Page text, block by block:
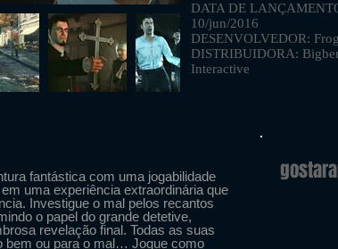
DATA DE
10/jun/2016
DESENVOLVEDOR:
DISTRIBUIDORA:
Interactive
fantástica com uma jogabilidade
uma experiência extraordinária que
Investigue o mal pelos recantos
o papel do grande detetive,
revelação final. Todas as suas
bem ou para o mal… Jogue como